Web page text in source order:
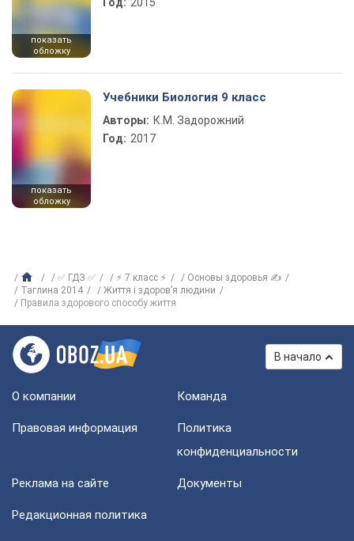
показать
обложку
показать
обложку
Учебники Биология 9 класс
Авторы: К.М. Задорожний
Год: 2017
✅ ГДЗ ✅ ⚡ 7 класс ⚡
Основы здоровья ✍
Таглина 2014
Життя і здоров’я людини
Правила здорового способу життя
В начало
О компании Команда
Правовая информация
Политика
конфиденциальности
Реклама на сайте Документы
Редакционная политика